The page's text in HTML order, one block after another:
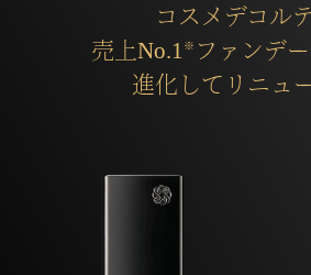
コスメデコル
売上No.1 ※ ファンデ
進化してリニュ